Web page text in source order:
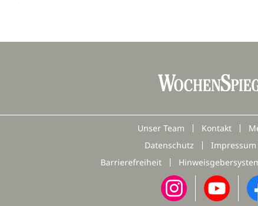
Unser Team Kontakt
Datenschutz
Impressum
Barrierefreiheit